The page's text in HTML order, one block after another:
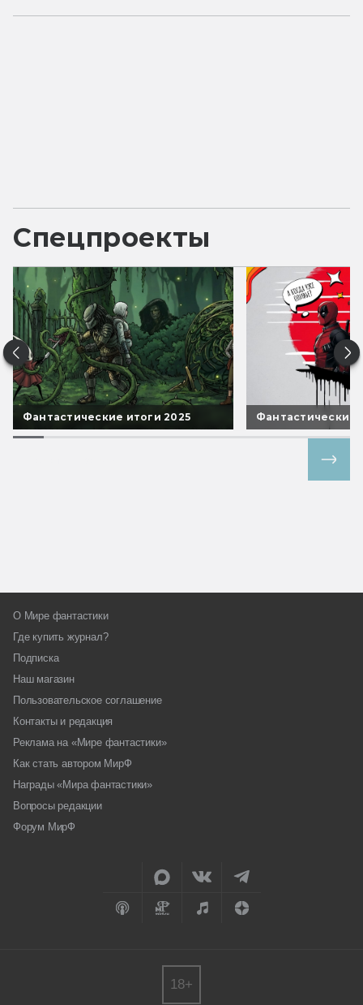
Спецпроекты
Фантастические итоги 2025 Фантастические
О Мире фантастики
Где купить журнал?
Подписка
Наш магазин
Пользовательское соглашение
Контакты и редакция
Реклама на «Мире фантастики»
Как стать автором МирФ
Награды «Мира фантастики»
Вопросы редакции
Форум МирФ
18+